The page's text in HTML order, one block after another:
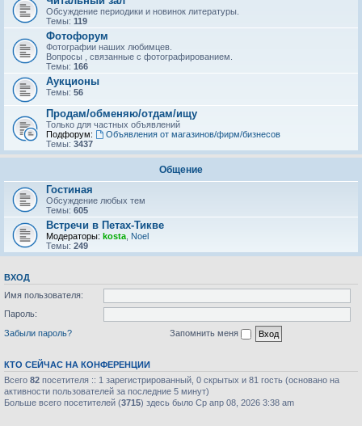
Обсуждение периодики и новинок литературы.
Темы: 119
Фотофорум
Фотографии наших любимцев.
Вопросы , связанные с фотографированием.
Темы: 166
Аукционы
Темы: 56
Продам/обменяю/отдам/ищу
Только для частных объявлений
Подфорум:
Объявления от магазинов/фирм/бизнесов
Темы: 3437
Общение
Гостиная
Обсуждение любых тем
Темы: 605
Встречи в Петах-Тикве
Модераторы: kosta Noel
Темы: 249
ВХОД
Имя пользователя:
Пароль:
Забыли пароль?
Запомнить меня
КТО СЕЙЧАС НА КОНФЕРЕНЦИИ
Всего 82 посетителя :: 1 зарегистрированный, 0 скрытых и 81 гость (основано на
активности пользователей за последние 5 минут)
Больше всего посетителей (3715) здесь было Ср апр 08, 2026 3:38 am